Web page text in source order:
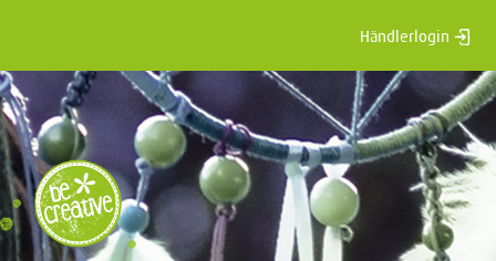
Händlerlogin